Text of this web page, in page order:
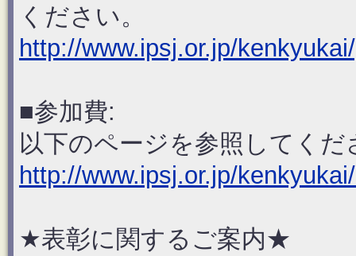
ください。
http://www.ipsj.or.jp/
■参加費:
以下のページを参照してくだ
http://www.ipsj.or.jp/
★表彰に関するご案内★